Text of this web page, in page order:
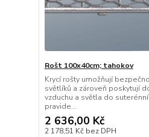
Rošt 100x40cm; tahokov
Krycí rošty umožňují
světlíků a zároveň poskytují
vzduchu a světla do
pravide...
2 636,00 Kč
2 178,51 Kč bez DPH